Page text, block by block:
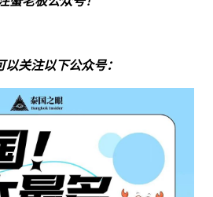
关注以下公众号：